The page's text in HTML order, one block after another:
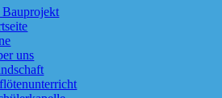
Bauprojekt
uns